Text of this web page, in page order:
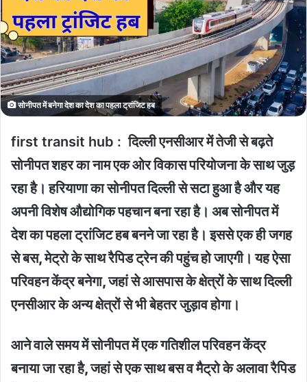
सोनीपत में बनेगा देश का देश का पहला ट्रांजिट हब
first transit hub :दिल्ली एनसीआर में तेजी से बढ़ते
सोनीपत शहर का नाम एक ओर विकास परियोजना के साथ जुड़
रहा है। हरियाणा का सोनीपत दिल्ली से सटा हुआ है और यह
अपनी विशेष औद्योगिक पहचान बना रहा है। अब सोनीपत में
देश का पहला ट्रांजिट हब बनने जा रहा है। इससे एक ही जगह
से बस, मेट्राे के साथ रैपिड ट्रेन की पहुंच हो जाएगी। यह ऐसा
परिवहन केंद्र बनेगा, जहां से आसपास के क्षेत्रों के साथ दिल्ली
एनसीआर के अन्य क्षेत्रों से भी बेहतर जुड़ाव होगा।
आने वाले समय में सोनीपत में एक गतिशील परिवहन केंद्र
बनाया जा रहा है, जहां से एक साथ बस व मैट्रो के अलावा रैपिड